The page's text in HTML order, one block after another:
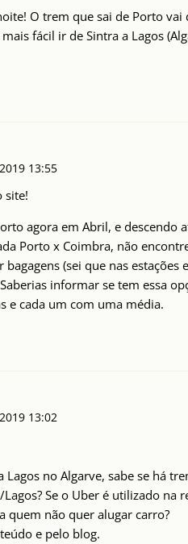
O trem que sai de Porto
mais fácil ir de Sintra a Lagos
13:55
site!
agora em Abril, e descendo
Porto x Coimbra, não
bagagens (sei que nas estações
informar se tem essa
e cada um com uma média.
13:02
Lagos no Algarve, sabe se há
Se o Uber é utilizado na
quem não quer alugar carro?
e pelo blog.